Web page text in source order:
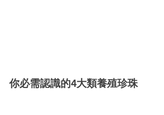
你必需認識的4大類養殖珍珠